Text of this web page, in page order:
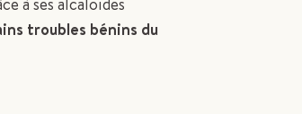
troubles bénins du